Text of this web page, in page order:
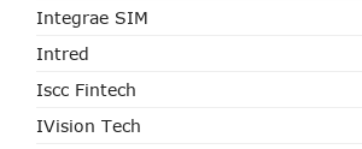
Integrae SIM
Intred
Iscc Fintech
IVision Tech